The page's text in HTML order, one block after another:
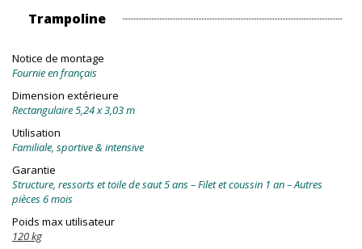
Trampoline
Notice de montage
Fournie en français
Dimension extérieure
Rectangulaire 5,24 x 3,03 m
Utilisation
Familiale, sportive & intensive
Garantie
Structure, ressorts et toile de saut 5 ans – Filet et coussin 1 an – Autres
pièces 6 mois
Poids max utilisateur
120 kg